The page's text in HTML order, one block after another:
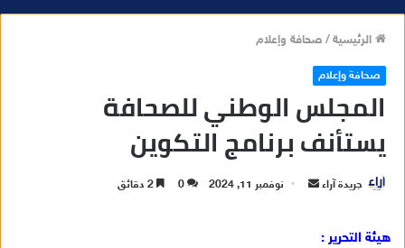
الرئيسية/ صحافة وإعلام
صحافة وإعلام
المجلس الوطني للصحافة
يستأنف برنامج التكوين
جريدة آراء نوفمبر 11, 2024 0
هيئة التحرير :